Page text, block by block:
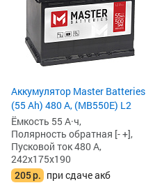
Аккумулятор Master Batteries
(55 Ah) 480 А, (MB550E) L2
Ёмкость 55 А·ч,
Полярность обратная [- +],
Пусковой ток 480 А,
242x175x190
205р. при сдаче акб